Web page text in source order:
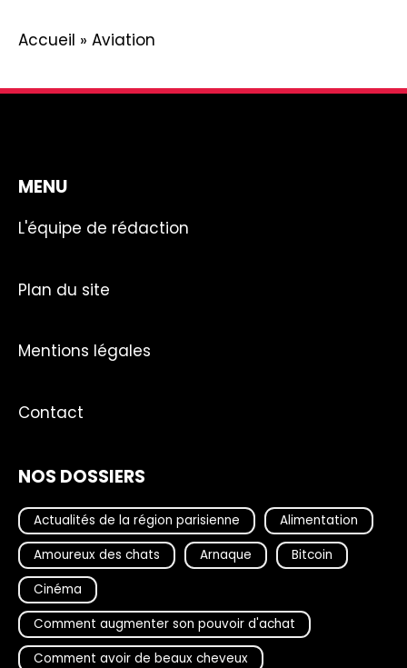
Accueil » Aviation
MENU
L'équipe de rédaction
Plan du site
Mentions légales
Contact
NOS DOSSIERS
Actualités de la région parisienne
Alimentation
Amoureux des chats
Arnaque
Bitcoin
Cinéma
Comment augmenter son pouvoir d'achat
Comment avoir de beaux cheveux